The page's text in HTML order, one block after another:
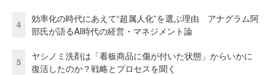
4
効率化の時代にあえて“超属人化”を選ぶ理由 アナグラム阿
部氏が語るAI時代の経営・マネジメント論
5
ヤシノミ洗剤は「看板商品に傷が付いた状態」からいかに
復活したのか？戦略とプロセスを聞く